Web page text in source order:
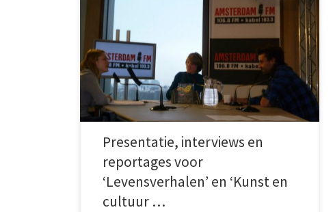
AmsterdamFM de programma’s ‘Kunst en cultuur op
Vrijdag’ en ‘Levensverhalen’. Om een beeld te geven:
een kleine compilatie:
[audio:http://www.beitskedejong.nl/wp-
content/uploads/2011/12/Demo2012.mp3|titles=live-
interviews-AmsterdamFM] Ook voor ‘Kunst en Cultuur
op Vrijdag’ maakte ik enkele reportages van culturele
gebeurtenissen in en om Amsterdam. Twee
voorbeelden: 22-07-11 Stomp – De […]
Presentatie, interviews en
reportages voor
‘Levensverhalen’ en ‘Kunst en
cultuur …